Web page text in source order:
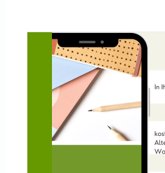
Intelligent Swarming
Community
Shop